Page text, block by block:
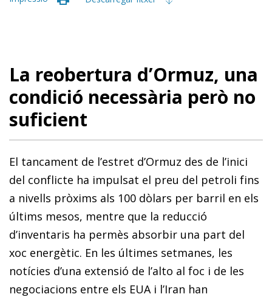
La reobertura d’Ormuz, una
condició necessària però no
sufi­cient
El tancament de l’estret d’Ormuz des de l’inici
del conflicte ha impulsat el preu del petroli fins
a nivells pròxims als 100 dòlars per barril en els
últims mesos, mentre que la reducció
d’inventaris ha permès absorbir una part del
xoc energètic. En les últimes setmanes, les
notícies d’una extensió de l’alto al foc i de les
negociacions entre els EUA i l’Iran han